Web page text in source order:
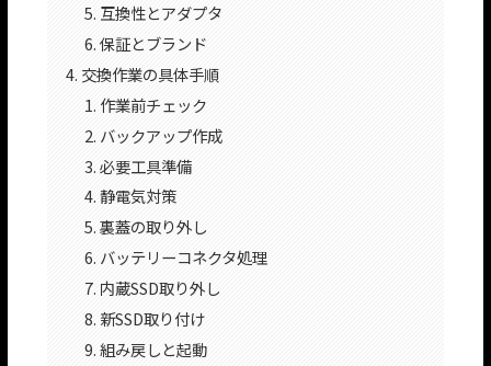
互換性とアダプタ
保証とブランド
交換作業の具体手順
作業前チェック
バックアップ作成
必要工具準備
静電気対策
裏蓋の取り外し
バッテリーコネクタ処理
内蔵SSD取り外し
新SSD取り付け
組み戻しと起動